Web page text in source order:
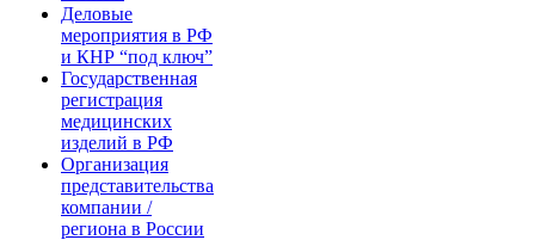
Деловые
мероприятия в РФ
и КНР “под ключ”
Государственная
регистрация
медицинских
изделий в РФ
Организация
представительства
компании /
региона в России